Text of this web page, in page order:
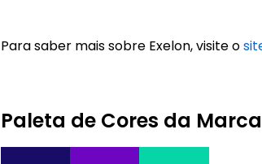
Para saber mais sobre Exelon, visite o
Paleta de Cores da